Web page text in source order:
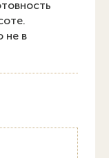
не в